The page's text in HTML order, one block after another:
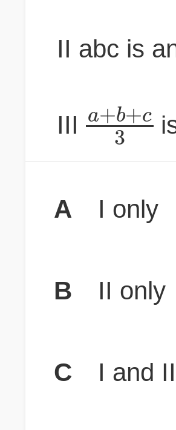
II abc is
IIIa+b+c
3
A I only
B II only
C I and